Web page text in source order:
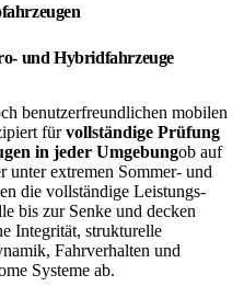
und Hybridfahrzeuge
benutzerfreundlichen mobilen
fürvollständige Prüfung
in jeder Umgebungob auf
unter extremen Sommer- und
die vollständige Leistungs-
bis zur Senke und decken
Integrität, strukturelle
Fahrverhalten und
Systeme ab.